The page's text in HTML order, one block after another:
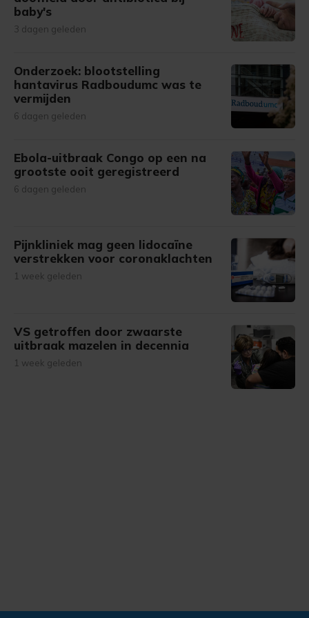
baby's
3 dagen geleden
Onderzoek: blootstelling
hantavirus Radboudumc was te
vermijden
6 dagen geleden
Ebola-uitbraak Congo op een na
grootste ooit geregistreerd
6 dagen geleden
Pijnkliniek mag geen lidocaïne
verstrekken voor coronaklachten
1 week geleden
VS getroffen door zwaarste
uitbraak mazelen in decennia
1 week geleden